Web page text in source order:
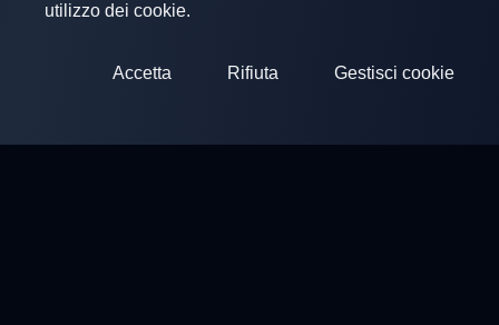
utilizzo dei cookie.
Accetta Rifiuta Gestisci cookie